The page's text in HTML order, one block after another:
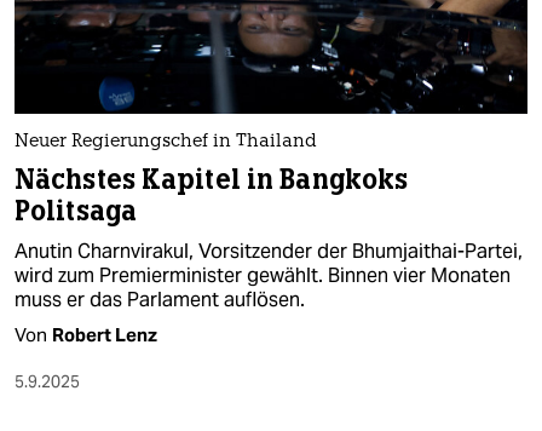
Neuer Regierungschef in Thailand
Nächstes Kapitel in Bangkoks
Politsaga
Anutin Charnvirakul, Vorsitzender der Bhumjaithai-Partei,
wird zum Premierminister gewählt. Binnen vier Monaten
muss er das Parlament auflösen.
Von Robert Lenz
5.9.2025